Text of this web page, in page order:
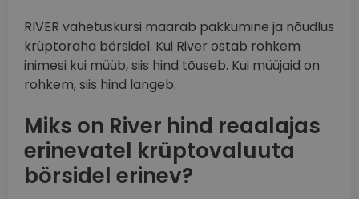
RIVER vahetuskursi määrab pakkumine ja nõudlus
krüptoraha börsidel. Kui River ostab rohkem
inimesi kui müüb, siis hind tõuseb. Kui müüjaid on
rohkem, siis hind langeb.
Miks on River hind reaalajas
erinevatel krüptovaluuta
börsidel erinev?